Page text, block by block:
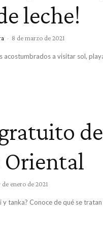
leche!
- 8 de marzo de 2021
acostumbrados a visitar sol,
de
Oriental
de enero de 2021
y tanka? Conoce de qué se